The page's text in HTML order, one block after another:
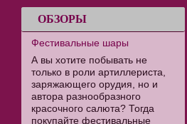
ОБЗОРЫ
Фестивальные шары
А вы хотите побывать не
только в роли артиллериста,
заряжающего орудия, но и
автора разнообразного
красочного салюта? Тогда
покупайте фестивальные